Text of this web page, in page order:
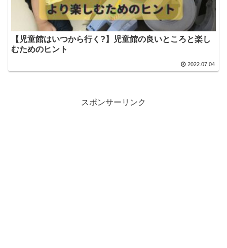
【児童館はいつから行く?】児童館の良いところと楽し
むためのヒント
2022.07.04
スポンサーリンク